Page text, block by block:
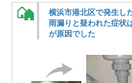
横浜市港北区で発生し
雨漏りと疑われた症状
が原因でした